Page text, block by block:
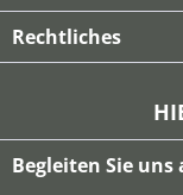
Rechtliches
Begleiten Sie uns